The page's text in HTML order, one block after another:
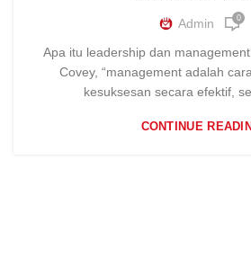
Admin 0
Apa itu leadership dan
Covey, “management adalah
kesuksesan secara efektif,
CONTINUE